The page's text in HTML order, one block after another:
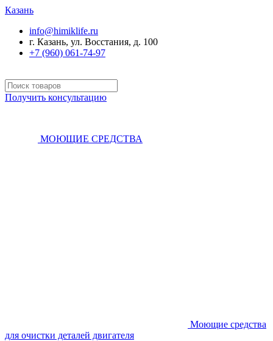
Казань
info@himiklife.ru
г. Казань, ул. Восстания, д. 100
+7 (960) 061-74-97
Получить консультацию
МОЮЩИЕ СРЕДСТВА
Моющие средства
для очистки деталей двигателя